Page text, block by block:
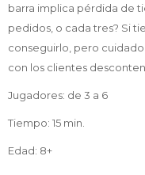
barra implica pérdida de
pedidos, o cada tres? Si
conseguirlo, pero
con los clientes
Jugadores: de 3 a 6
Tiempo: 15 min.
Edad: 8+